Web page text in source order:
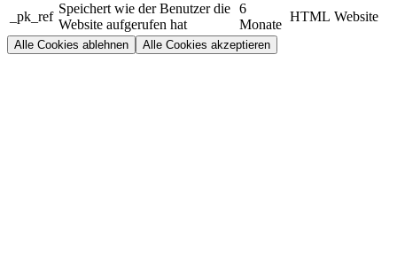
_pk_ref
Speichert wie der Benutzer die
Website aufgerufen hat
6
Monate
HTML Website
Alle Cookies ablehnen Alle Cookies akzeptieren